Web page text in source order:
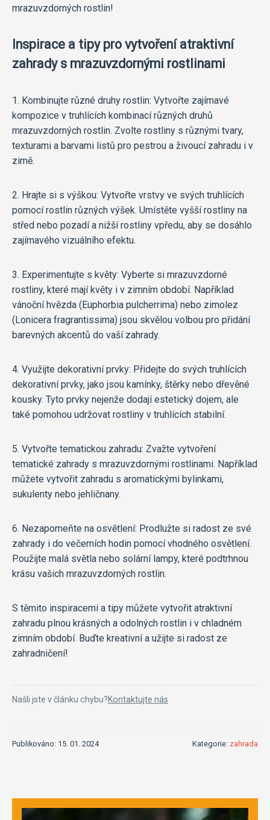
mrazuvzdorných rostlin!
Inspirace a tipy pro vytvoření atraktivní
zahrady s mrazuvzdornými rostlinami
1. Kombinujte různé druhy rostlin: Vytvořte zajímavé
kompozice v truhlících kombinací různých druhů
mrazuvzdorných rostlin. Zvolte rostliny s různými tvary,
texturami a barvami listů pro pestrou a živoucí zahradu i v
zimě.
2. Hrajte si s výškou: Vytvořte vrstvy ve svých truhlících
pomocí rostlin různých výšek. Umístěte vyšší rostliny na
střed nebo pozadí a nižší rostliny vpředu, aby se dosáhlo
zajímavého vizuálního efektu.
3. Experimentujte s květy: Vyberte si mrazuvzdorné
rostliny, které mají květy i v zimním období. Například
vánoční hvězda (Euphorbia pulcherrima) nebo zimolez
(Lonicera fragrantissima) jsou skvělou volbou pro přidání
barevných akcentů do vaší zahrady.
4. Využijte dekorativní prvky: Přidejte do svých truhlících
dekorativní prvky, jako jsou kamínky, štěrky nebo dřevěné
kousky. Tyto prvky nejenže dodají estetický dojem, ale
také pomohou udržovat rostliny v truhlících stabilní.
5. Vytvořte tematickou zahradu: Zvažte vytvoření
tematické zahrady s mrazuvzdornými rostlinami. Například
můžete vytvořit zahradu s aromatickými bylinkami,
sukulenty nebo jehličnany.
6. Nezapomeňte na osvětlení: Prodlužte si radost ze své
zahrady i do večerních hodin pomocí vhodného osvětlení.
Použijte malá světla nebo solární lampy, které podtrhnou
krásu vašich mrazuvzdorných rostlin.
S těmito inspiracemi a tipy můžete vytvořit atraktivní
zahradu plnou krásných a odolných rostlin i v chladném
zimním období. Buďte kreativní a užijte si radost ze
zahradničení!
Našli jste v článku chybu?Kontaktujte nás
Publikováno: 15. 01. 2024 Kategorie: zahrada